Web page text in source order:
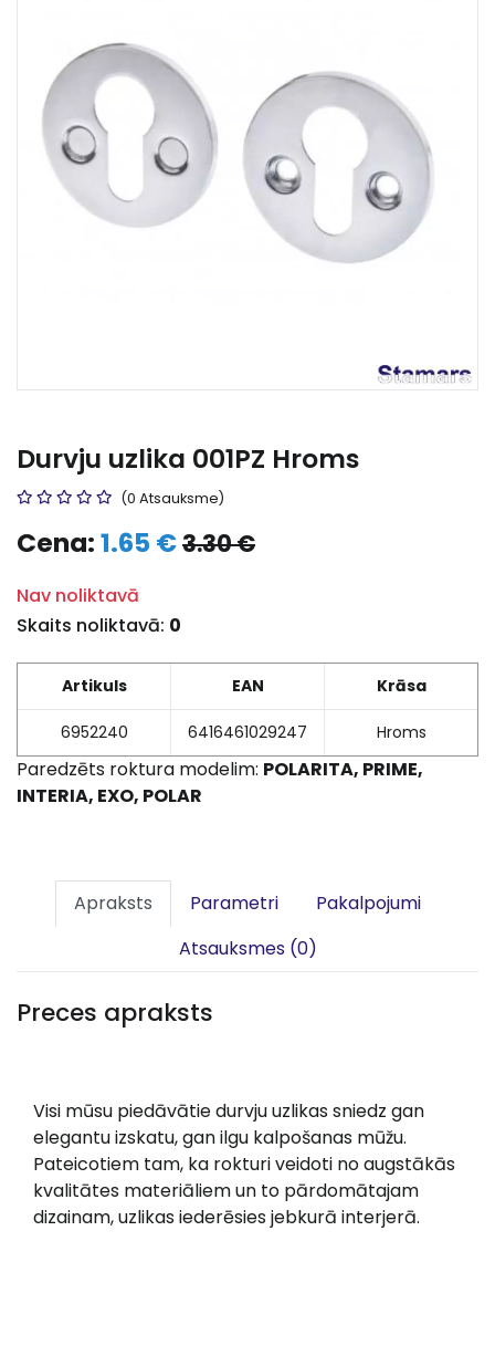
Durvju uzlika 001PZ Hroms
(0 Atsauksme)
Cena:1.65 €3.30 €
Nav noliktavā
Skaits noliktavā: 0
Artikuls EAN Krāsa
6952240 6416461029247 Hroms
Paredzēts roktura modelim: POLARITA, PRIME,
INTERIA, EXO, POLAR
Apraksts Parametri
Pakalpojumi
Atsauksmes (0)
Preces apraksts
Visi mūsu piedāvātie durvju uzlikas sniedz gan
elegantu izskatu, gan ilgu kalpošanas mūžu.
Pateicotiem tam, ka rokturi veidoti no augstākās
kvalitātes materiāliem un to pārdomātajam
dizainam, uzlikas iederēsies jebkurā interjerā.